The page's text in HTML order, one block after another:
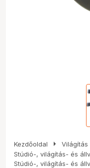
Kezdőoldal arrow_right Világítás
Stúdió-, világítás- és
Stúdió-, világítás- és